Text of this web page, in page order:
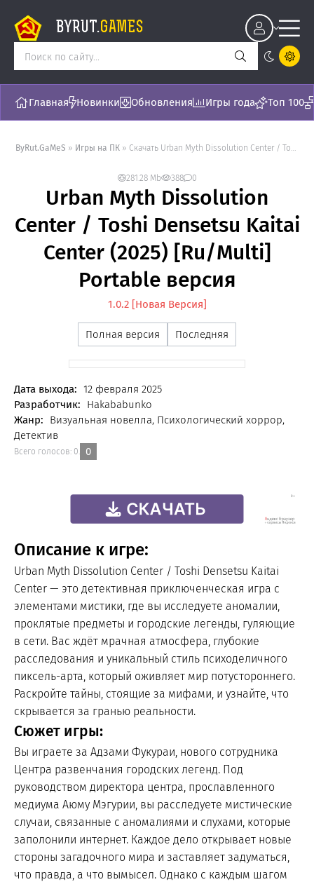
BYRUT.GAMES
Главная Новинки Обновления Игры года Топ 100
ByRut.GaMeS » Игры на ПК » Скачать Urban Myth Dissolution Center / Toshi Densetsu Kaitai Center (2025) [Ru/Multi] Portable версия - торрент последняя версия [1.0.2]
281.28 Mb 388 0
Urban Myth Dissolution
Center / Toshi Densetsu Kaitai
Center (2025) [Ru/Multi]
Portable версия
1.0.2 [Новая Версия]
Полная версия Последняя
Дата выхода:
12 февраля 2025
Разработчик:
Hakababunko
Жанр:
Визуальная новелла, Психологический хоррор,
Детектив
Всего голосов: 0. 0
Описание к игре:
Urban Myth Dissolution Center / Toshi Densetsu Kaitai
Center — это детективная приключенческая игра с
элементами мистики, где вы исследуете аномалии,
проклятые предметы и городские легенды, гуляющие
в сети. Вас ждёт мрачная атмосфера, глубокие
расследования и уникальный стиль психоделичного
пиксель-арта, который оживляет мир потустороннего.
Раскройте тайны, стоящие за мифами, и узнайте, что
скрывается за гранью реальности.
Сюжет игры:
Вы играете за Адзами Фукураи, нового сотрудника
Центра развенчания городских легенд. Под
руководством директора центра, прославленного
медиума Аюму Мэгурии, вы расследуете мистические
случаи, связанные с аномалиями и слухами, которые
заполонили интернет. Каждое дело открывает новые
стороны загадочного мира и заставляет задуматься,
что правда, а что вымысел. Однако с каждым шагом